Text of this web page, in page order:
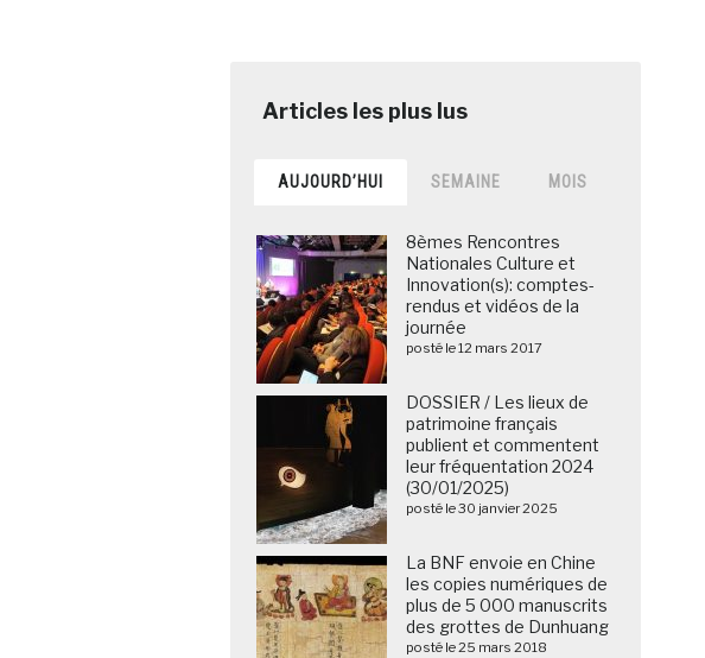
AUJOURD’HUI SEMAINE MOIS
8èmes Rencontres
Nationales Culture et
Innovation(s): comptes-
rendus et vidéos de la
journée
posté le 12 mars 2017
DOSSIER / Les lieux de
patrimoine français
publient et commentent
leur fréquentation 2024
(30/01/2025)
posté le 30 janvier 2025
La BNF envoie en Chine
les copies numériques de
plus de 5 000 manuscrits
des grottes de Dunhuang
posté le 25 mars 2018